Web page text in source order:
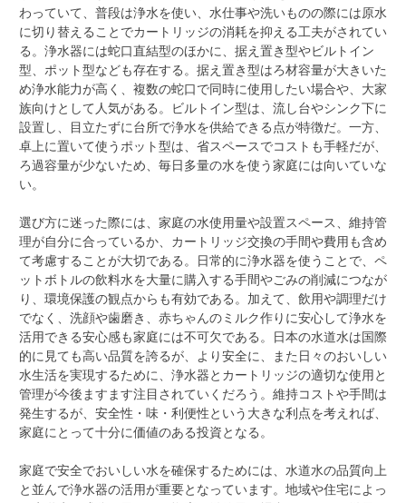
わっていて、普段は浄水を使い、水仕事や洗いものの際には原水
に切り替えることでカートリッジの消耗を抑える工夫がされてい
る。浄水器には蛇口直結型のほかに、据え置き型やビルトイン
型、ポット型なども存在する。据え置き型はろ材容量が大きいた
め浄水能力が高く、複数の蛇口で同時に使用したい場合や、大家
族向けとして人気がある。ビルトイン型は、流し台やシンク下に
設置し、目立たずに台所で浄水を供給できる点が特徴だ。一方、
卓上に置いて使うポット型は、省スペースでコストも手軽だが、
ろ過容量が少ないため、毎日多量の水を使う家庭には向いていな
い。
選び方に迷った際には、家庭の水使用量や設置スペース、維持管
理が自分に合っているか、カートリッジ交換の手間や費用も含め
て考慮することが大切である。日常的に浄水器を使うことで、ペ
ットボトルの飲料水を大量に購入する手間やごみの削減につなが
り、環境保護の観点からも有効である。加えて、飲用や調理だけ
でなく、洗顔や歯磨き、赤ちゃんのミルク作りに安心して浄水を
活用できる安心感も家庭には不可欠である。日本の水道水は国際
的に見ても高い品質を誇るが、より安全に、また日々のおいしい
水生活を実現するために、浄水器とカートリッジの適切な使用と
管理が今後ますます注目されていくだろう。維持コストや手間は
発生するが、安全性・味・利便性という大きな利点を考えれば、
家庭にとって十分に価値のある投資となる。
家庭で安全でおいしい水を確保するためには、水道水の品質向上
と並んで浄水器の活用が重要となっています。地域や住宅によっ